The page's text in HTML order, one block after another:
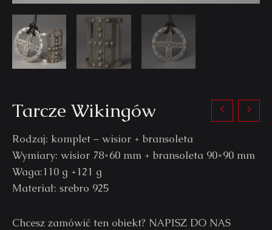
Tarcze Wikingów
Rodzaj: komplet – wisior + bransoleta
Wymiary: wisior 78×60 mm + bransoleta 90×90 mm
Waga:110 g +121 g
Materiał: srebro 925
Chcesz zamówić ten obiekt? NAPISZ DO NAS